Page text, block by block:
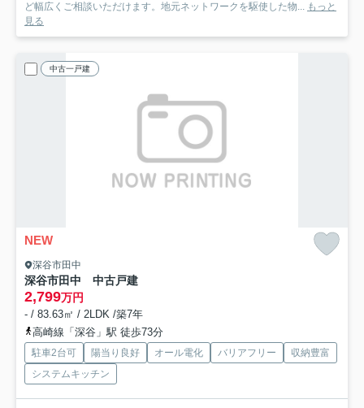
ど幅広くご相談いただけます。地元ネットワークを駆使した物... もっと
見る
中古一戸建
NEW
深谷市田中
深谷市田中 中古戸建
2,799万円
- / 83.63㎡ / 2LDK /築7年
高崎線「深谷」駅 徒歩73分
駐車2台可 陽当り良好 オール電化 バリアフリー
収納豊富
システムキッチン